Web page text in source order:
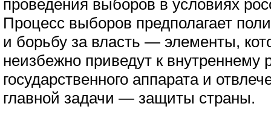
проведения выборов в условиях
Процесс выборов предполагает
и борьбу за власть — элементы,
неизбежно приведут к внутреннему
государственного аппарата и
главной задачи — защиты страны.